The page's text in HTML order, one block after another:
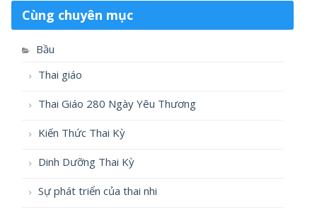
Cùng chuyên mục
Bầu
Thai giáo
Thai Giáo 280 Ngày Yêu Thương
Kiến Thức Thai Kỳ
Dinh Dưỡng Thai Kỳ
Sự phát triển của thai nhi